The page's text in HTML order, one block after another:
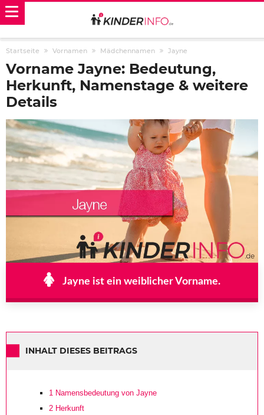
Startseite Vornamen Mädchennamen Jayne
Vorname Jayne: Bedeutung,
Herkunft, Namenstage & weitere
Details
Jayne ist ein weiblicher Vorname.
INHALT DIESES BEITRAGS
1 Namensbedeutung von Jayne
2 Herkunft